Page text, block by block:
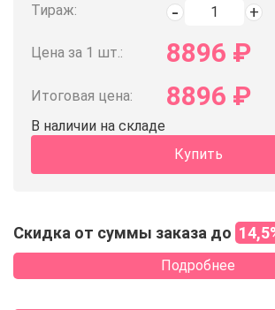
Тираж:
Цена за 1 шт.: 8896 ₽
Итоговая цена: 8896 ₽
В наличии на складе
Купить
Скидка от суммы заказа до
Подробнее